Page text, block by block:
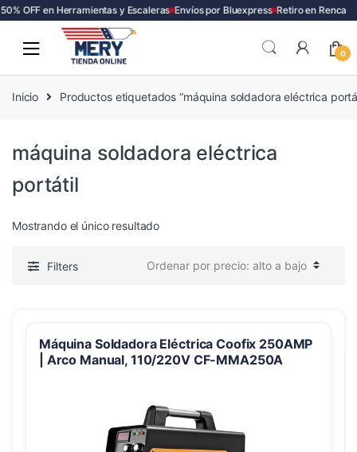
OFF en Herramientas y Escaleras Envíos por Bluexpress Retiro en Renca
0
Inicio Productos etiquetados “máquina soldadora eléctrica
máquina soldadora eléctrica
portátil
Mostrando el único resultado
Filters
Máquina Soldadora Eléctrica Coofix 250AMP
| Arco Manual, 110/220V CF-MMA250A